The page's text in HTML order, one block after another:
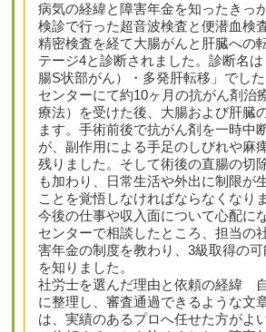
病気の経緯と障害年金を知ったき
検診で行った超音波検査と便潜血検
精密検査を経て大腸がんと肝臓への
テージ4と診断されました。診断名
腸S状部がん）・多発肝転移」でし
センターにて約10ヶ月の抗がん剤治
療法）を受けた後、大腸および肝臓
ます。手術前後で抗がん剤を一時中
が、副作用による手足のしびれや麻
残りました。そして術後の直腸の切
も加わり、日常生活や外出に制限が
ことを覚悟しなければならなくなり
今後の仕事や収入面について心配に
センターで相談したところ、担当の
害年金の制度を教わり、3級取得の
を知りました。
社労士を選んだ理由と依頼の経緯
に整理し、審査通過できるような文
は、実績のあるプロへ任せた方がよ